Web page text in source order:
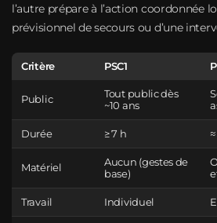
l’autre prépare à l’action coordonnée
prévisionnel de secours ou d’une
Critère PSC1
Public
Tout public dès
~10 ans
Durée ≥ 7 h
Matériel
Aucun (gestes de
base)
Travail Individuel